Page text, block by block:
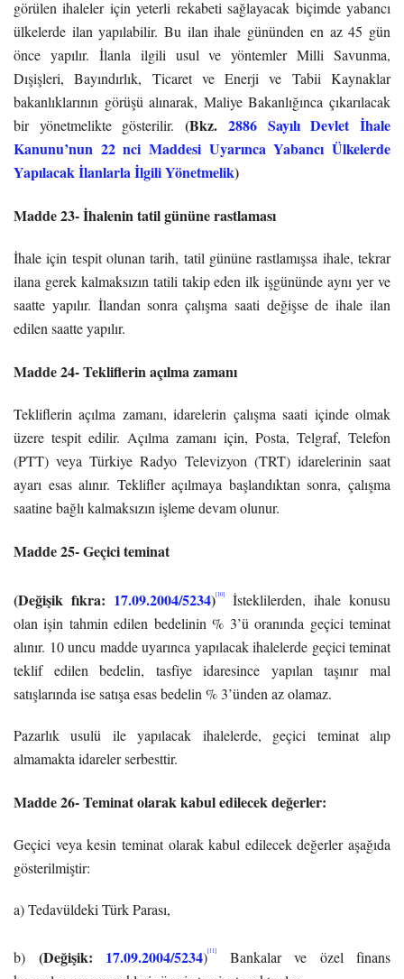
görülen ihaleler için yeterli rekabeti sağlayacak biçimde yabancı
ülkelerde ilan yapılabilir. Bu ilan ihale gününden en az 45 gün
önce yapılır. İlanla ilgili usul ve yöntemler Milli Savunma,
Dışişleri, Bayındırlık, Ticaret ve Enerji ve Tabii Kaynaklar
bakanlıklarının görüşü alınarak, Maliye Bakanlığınca çıkarılacak
bir yönetmelikte gösterilir.(Bkz. 2886 Sayılı Devlet İhale
Kanunu’nun 22 nci Maddesi Uyarınca Yabancı Ülkelerde
Yapılacak İlanlarla İlgili Yönetmelik)
Madde 23- İhalenin tatil gününe rastlaması
İhale için tespit olunan tarih, tatil gününe rastlamışsa ihale, tekrar
ilana gerek kalmaksızın tatili takip eden ilk işgününde aynı yer ve
saatte yapılır. İlandan sonra çalışma saati değişse de ihale ilan
edilen saatte yapılır.
Madde 24- Tekliflerin açılma zamanı
Tekliflerin açılma zamanı, idarelerin çalışma saati içinde olmak
üzere tespit edilir. Açılma zamanı için, Posta, Telgraf, Telefon
(PTT) veya Türkiye Radyo Televizyon (TRT) idarelerinin saat
ayarı esas alınır. Teklifler açılmaya başlandıktan sonra, çalışma
saatine bağlı kalmaksızın işleme devam olunur.
Madde 25- Geçici teminat
(Değişik fıkra: 17.09.2004/5234)[10]
İsteklilerden, ihale konusu
olan işin tahmin edilen bedelinin % 3’ü oranında geçici teminat
alınır. 10 uncu madde uyarınca yapılacak ihalelerde geçici teminat
teklif edilen bedelin, tasfiye idaresince yapılan taşınır mal
satışlarında ise satışa esas bedelin % 3’ünden az olamaz.
Pazarlık usulü ile yapılacak ihalelerde, geçici teminat alıp
almamakta idareler serbesttir.
Madde 26- Teminat olarak kabul edilecek değerler:
Geçici veya kesin teminat olarak kabul edilecek değerler aşağıda
gösterilmiştir:
a) Tedavüldeki Türk Parası,
b) (Değişik: 17.09.2004/5234)[11]
Bankalar ve özel finans